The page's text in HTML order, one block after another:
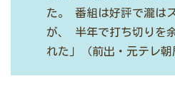
た。
番組は好評で瀧は
が、
半年で打ち切りを
れた」（前出・元テレ朝